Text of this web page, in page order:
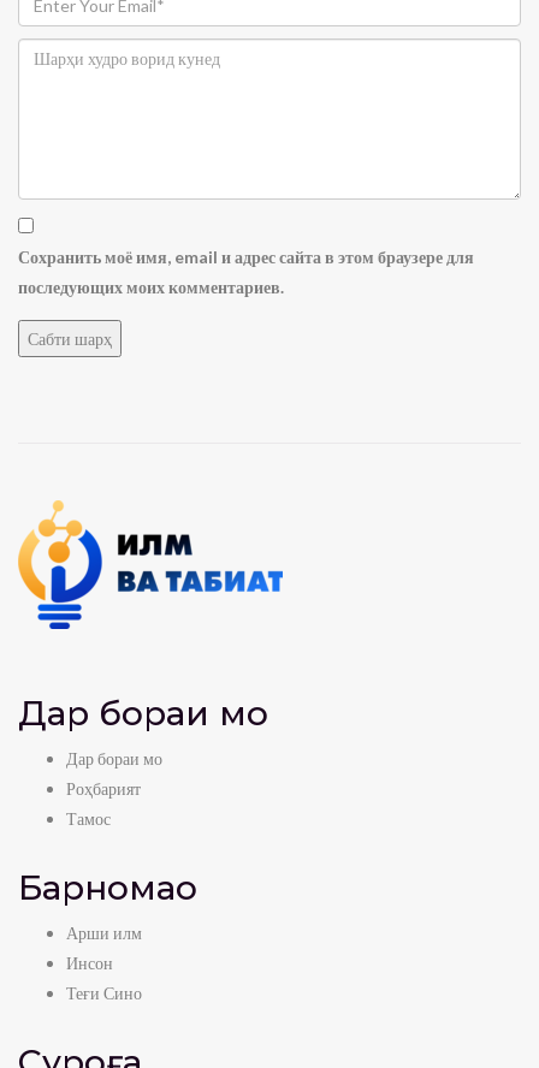
Сохранить моё имя, email и адрес сайта в этом браузере для
последующих моих комментариев.
Дар бораи мо
Дар бораи мо
Роҳбарият
Тамос
Барномаҳо
Арши илм
Инсон
Теғи Сино